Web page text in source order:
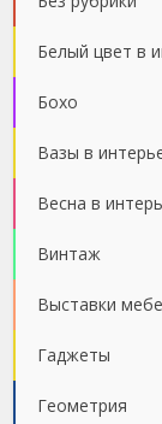
Белый цвет в
Бохо
Вазы в
Весна в
Винтаж
Выставки
Гаджеты
Геометрия